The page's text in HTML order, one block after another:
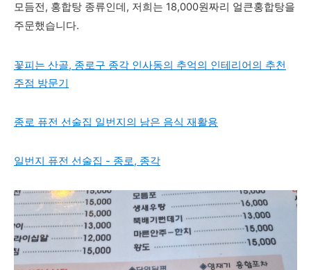
모듬전, 홍합탕 종류인데, 저희는 18,000원짜리 얼큰홍합탕을
주문했습니다.
꽃피는 산골, 종로구 종각 인사동의 추억의 인테리어의 추천
주점 방문기
종로 퓨전 선술집 일번지의 남은 음식 재활용
일번지 퓨전 선술집 - 종로, 종각